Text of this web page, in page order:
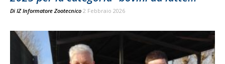
Di IZ Informatore Zootecnico 2 Febbraio 2026